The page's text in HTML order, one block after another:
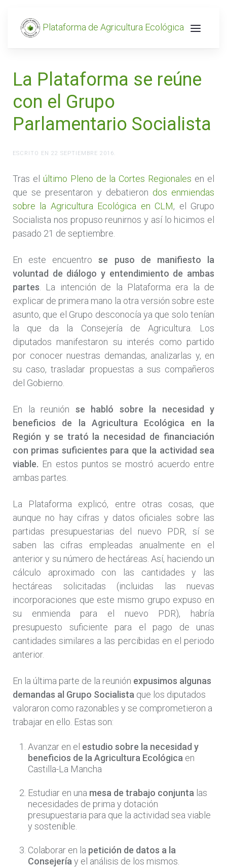
Plataforma de Agricultura Ecológica
La Plataforma se reúne
con el Grupo
Parlamentario Socialista
ESCRITO EN 22 SEPTIEMBRE 2016.
Tras el último Pleno de la Cortes Regionales en el
que se presentaron y debatieron dos enmiendas
sobre la Agricultura Ecológica en CLM, el Grupo
Socialista nos propuso reunirnos y así lo hicimos el
pasado 21 de septiembre.
En este encuentrose puso de manifiesto la
voluntad de diálogo y entendimiento de ambas
partes . La intención de la Plataforma era la de
explicar de primera mano la otra versión sobre este
asunto, que el Grupo desconocía ya que solo tenían
la que da la Consejería de Agricultura. Los
diputados manifestaron su interés como partido
por conocer nuestras demandas, analizarlas y, en
su caso, trasladar propuestas a sus compañeros
del Gobierno.
En la reunión se habló sobre la necesidad y
beneficios de la Agricultura Ecológica en la
Región y se trató la necesidad de financiación
con primas suficientes para que la actividad sea
viable. En estos puntos se mostró acuerdo entre
ambas partes.
La Plataforma explicó, entre otras cosas, que
aunque no hay cifras y datos oficiales sobre las
partidas presupuestarias del nuevo PDR, sí se
saben las cifras empleadas anualmente en el
anterior y su número de hectáreas. Así, haciendo un
cálculo aproximado con las cantidades y las
hectáreas solicitadas (incluidas las nuevas
incorporaciones que este mismo grupo expuso en
su enmienda para el nuevo PDR), habría
presupuesto suficiente para el pago de unas
cantidades similares a las percibidas en el periodo
anterior.
En la última parte de la reunión expusimos algunas
demandas al Grupo Socialista que los diputados
valoraron como razonables y se comprometieron a
trabajar en ello. Estas son:
Avanzar en el estudio sobre la necesidad y
beneficios de la Agricultura Ecológica en
Castilla-La Mancha
Estudiar en una mesa de trabajo conjunta las
necesidades de prima y dotación
presupuestaria para que la actividad sea viable
y sostenible.
Colaborar en la petición de datos a la
Consejería y el análisis de los mismos.